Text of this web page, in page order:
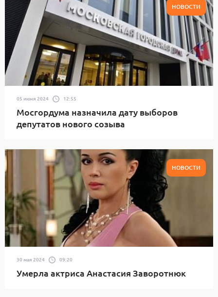
НОВОСТИ
05 июня 2024 12:55
Мосгордума назначила дату выборов
депутатов нового созыва
НОВОСТИ
30 мая 2024 09:20
Умерла актриса Анастасия Заворотнюк